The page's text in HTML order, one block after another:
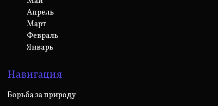
Апрель
Март
Февраль
Январь
Навигация
Борьба за природу